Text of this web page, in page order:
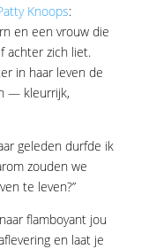
Knoops:
en een vrouw die
achter zich liet.
in haar leven de
— kleurrijk,
geleden durfde ik
zouden we
te leven?”
flamboyant jou
en laat je